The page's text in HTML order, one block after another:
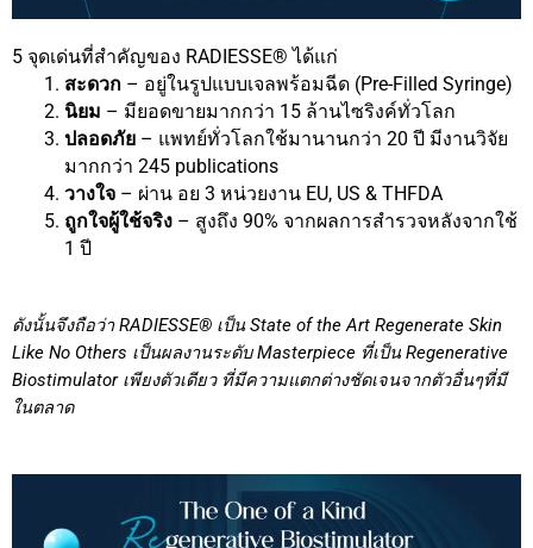
5 จุดเด่นที่สำคัญของ RADIESSE® ได้แก่
สะดวก– อยู่ในรูปแบบเจลพร้อมฉีด (Pre-Filled Syringe)
นิยม – มียอดขายมากกว่า 15 ล้านไซริงค์ทั่วโลก
ปลอดภัย– แพทย์ทั่วโลกใช้มานานกว่า 20 ปี มีงานวิจัย
มากกว่า 245 publications
วางใจ– ผ่าน อย 3 หน่วยงาน EU, US & THFDA
ถูกใจผู้ใช้จริง– สูงถึง 90% จากผลการสำรวจหลังจากใช้
1 ปี
ดังนั้นจึงถือว่า RADIESSE® เป็น State of the Art Regenerate Skin
Like No Others เป็นผลงานระดับ Masterpiece ที่เป็น Regenerative
Biostimulator เพียงตัวเดียว ที่มีความแตกต่างชัดเจนจากตัวอื่นๆที่มี
ในตลาด